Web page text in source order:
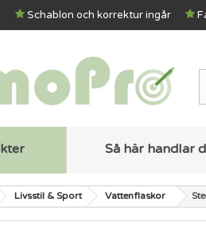
Schablon och korrektur ingår
Så här handlar
Livsstil & Sport Vattenflaskor